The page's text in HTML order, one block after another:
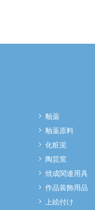
釉薬
釉薬原料
化粧泥
陶芸窯
焼成関連用具
作品装飾用品
上絵付け